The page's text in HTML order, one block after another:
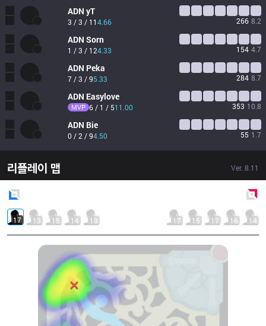
ADN yT
3 / 3 / 114.66 266 8.2
ADN Sorn
1 / 3 / 124.33 154 4.7
ADN Peka
7 / 3 / 95.33 284 8.7
ADN Easylove
MVP 6 / 1 / 511.00 353 10.8
ADN Bie
0 / 2 / 94.50 55 1.7
리플레이 맵 Ver. 8.11
17 13 15 14 13 17 15 17 16 14